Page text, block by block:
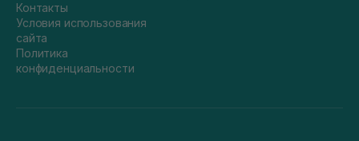
Контакты
Условия использования
сайта
Политика
конфиденциальности